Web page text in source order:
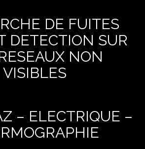
DE FUITES
DETECTION SUR
NON
VISIBLES
– ELECTRIQUE –